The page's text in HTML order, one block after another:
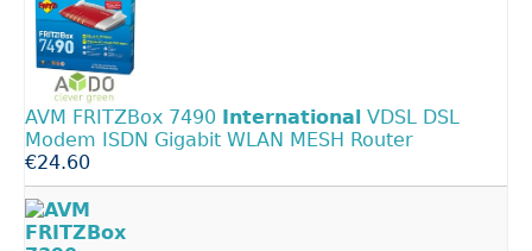
AVM FRITZBox 7490 International VDSL DSL
Modem ISDN Gigabit WLAN MESH Router
€24.60